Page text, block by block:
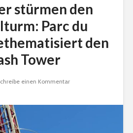
stürmen den
Parc du
den
Tower
einen Kommentar